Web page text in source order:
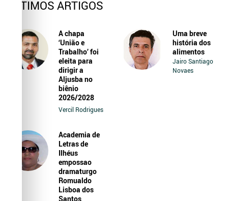
ÚLTIMOS ARTIGOS
A chapa
‘União e
Trabalho’ foi
eleita para
dirigir a
Aljusba no
biênio
2026/2028
Vercil Rodrigues
Uma breve
história dos
alimentos
Jairo Santiago
Novaes
Academia de
Letras de
Ilhéus
empossao
dramaturgo
Romualdo
Lisboa dos
Santos